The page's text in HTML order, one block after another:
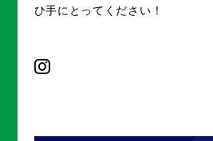
ひ手にとってください！